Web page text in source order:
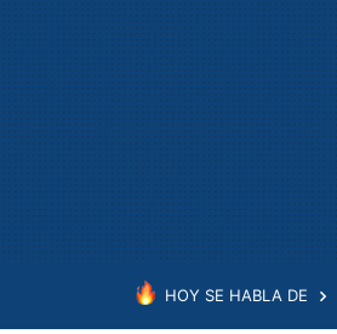
HOY SE HABLA DE